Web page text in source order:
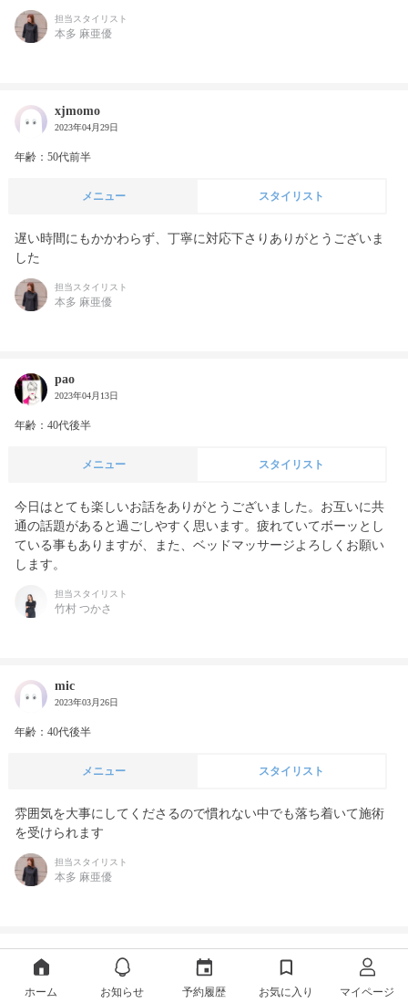
担当スタイリスト
本多 麻亜優
xjmomo
2023年04月29日
年齢：50代前半
メニュー スタイリスト
遅い時間にもかかわらず、丁寧に対応下さりありがとうございま
した
担当スタイリスト
本多 麻亜優
pao
2023年04月13日
年齢：40代後半
メニュー スタイリスト
今日はとても楽しいお話をありがとうございました。お互いに共
通の話題があると過ごしやすく思います。疲れていてボーッとし
ている事もありますが、また、ベッドマッサージよろしくお願い
します。
担当スタイリスト
竹村 つかさ
mic
2023年03月26日
年齢：40代後半
メニュー スタイリスト
雰囲気を大事にしてくださるので慣れない中でも落ち着いて施術
を受けられます
担当スタイリスト
本多 麻亜優
2023年03月15日
年齢：40代後半
ホーム お知らせ 予約履歴 お気に入り マイページ